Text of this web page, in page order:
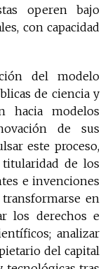
operen bajo
con capacidad
del modelo
de ciencia y
hacia modelos
de sus
este proceso,
de los
e invenciones
en
los derechos e
analizar
del capital